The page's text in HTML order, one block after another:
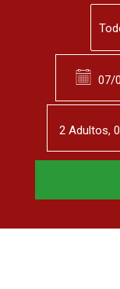
2 Adultos, 0